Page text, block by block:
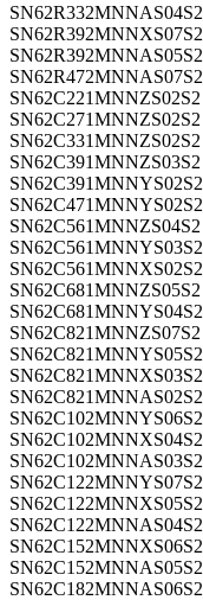
SN62R332MNNAS04S2
SN62R392MNNXS07S2
SN62R392MNNAS05S2
SN62R472MNNAS07S2
SN62C221MNNZS02S2
SN62C271MNNZS02S2
SN62C331MNNZS02S2
SN62C391MNNZS03S2
SN62C391MNNYS02S2
SN62C471MNNYS02S2
SN62C561MNNZS04S2
SN62C561MNNYS03S2
SN62C561MNNXS02S2
SN62C681MNNZS05S2
SN62C681MNNYS04S2
SN62C821MNNZS07S2
SN62C821MNNYS05S2
SN62C821MNNXS03S2
SN62C821MNNAS02S2
SN62C102MNNYS06S2
SN62C102MNNXS04S2
SN62C102MNNAS03S2
SN62C122MNNYS07S2
SN62C122MNNXS05S2
SN62C122MNNAS04S2
SN62C152MNNXS06S2
SN62C152MNNAS05S2
SN62C182MNNAS06S2